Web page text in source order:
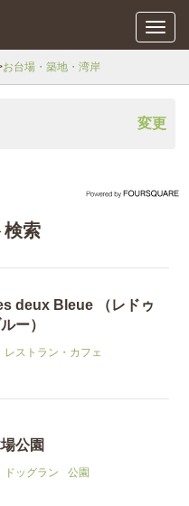
メ
ニ
お台場・築地・湾岸
変更
検索
deux Bleue （レドゥ
ー）
レストラン・カフェ
公園
ドッグラン 公園